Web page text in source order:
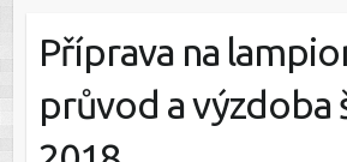
Příprava na
průvod a výzdoba